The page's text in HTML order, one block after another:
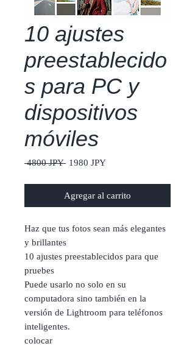
10 ajustes
preestablecido
s para PC y
dispositivos
móviles
4800 JPY Precio
1980 JPYPrecio
Agregar al carrito
Haz que tus fotos sean más elegantes
y brillantes
10 ajustes preestablecidos para que
pruebes
Puede usarlo no solo en su
computadora sino también en la
versión de Lightroom para teléfonos
inteligentes.
colocar